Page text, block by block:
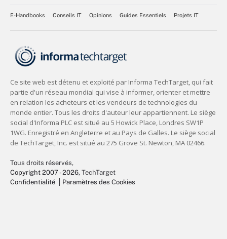
E-Handbooks Conseils IT Opinions Guides Essentiels Projets IT
Tous droits réservés,
Copyright 2007 - 2026, TechTarget
Confidentialité
Paramètres des Cookies